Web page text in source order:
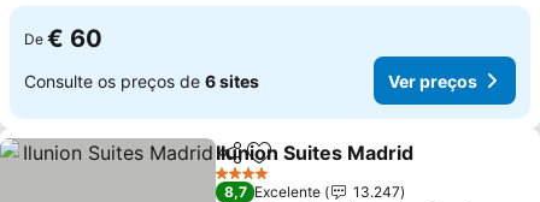
De € 60
Consulte os preços de 6 sites Ver preços
PartilharAdicionar aos favoritos
Ilunion Suites Madrid
4 Estrelas
8,7 Excelente
13.247